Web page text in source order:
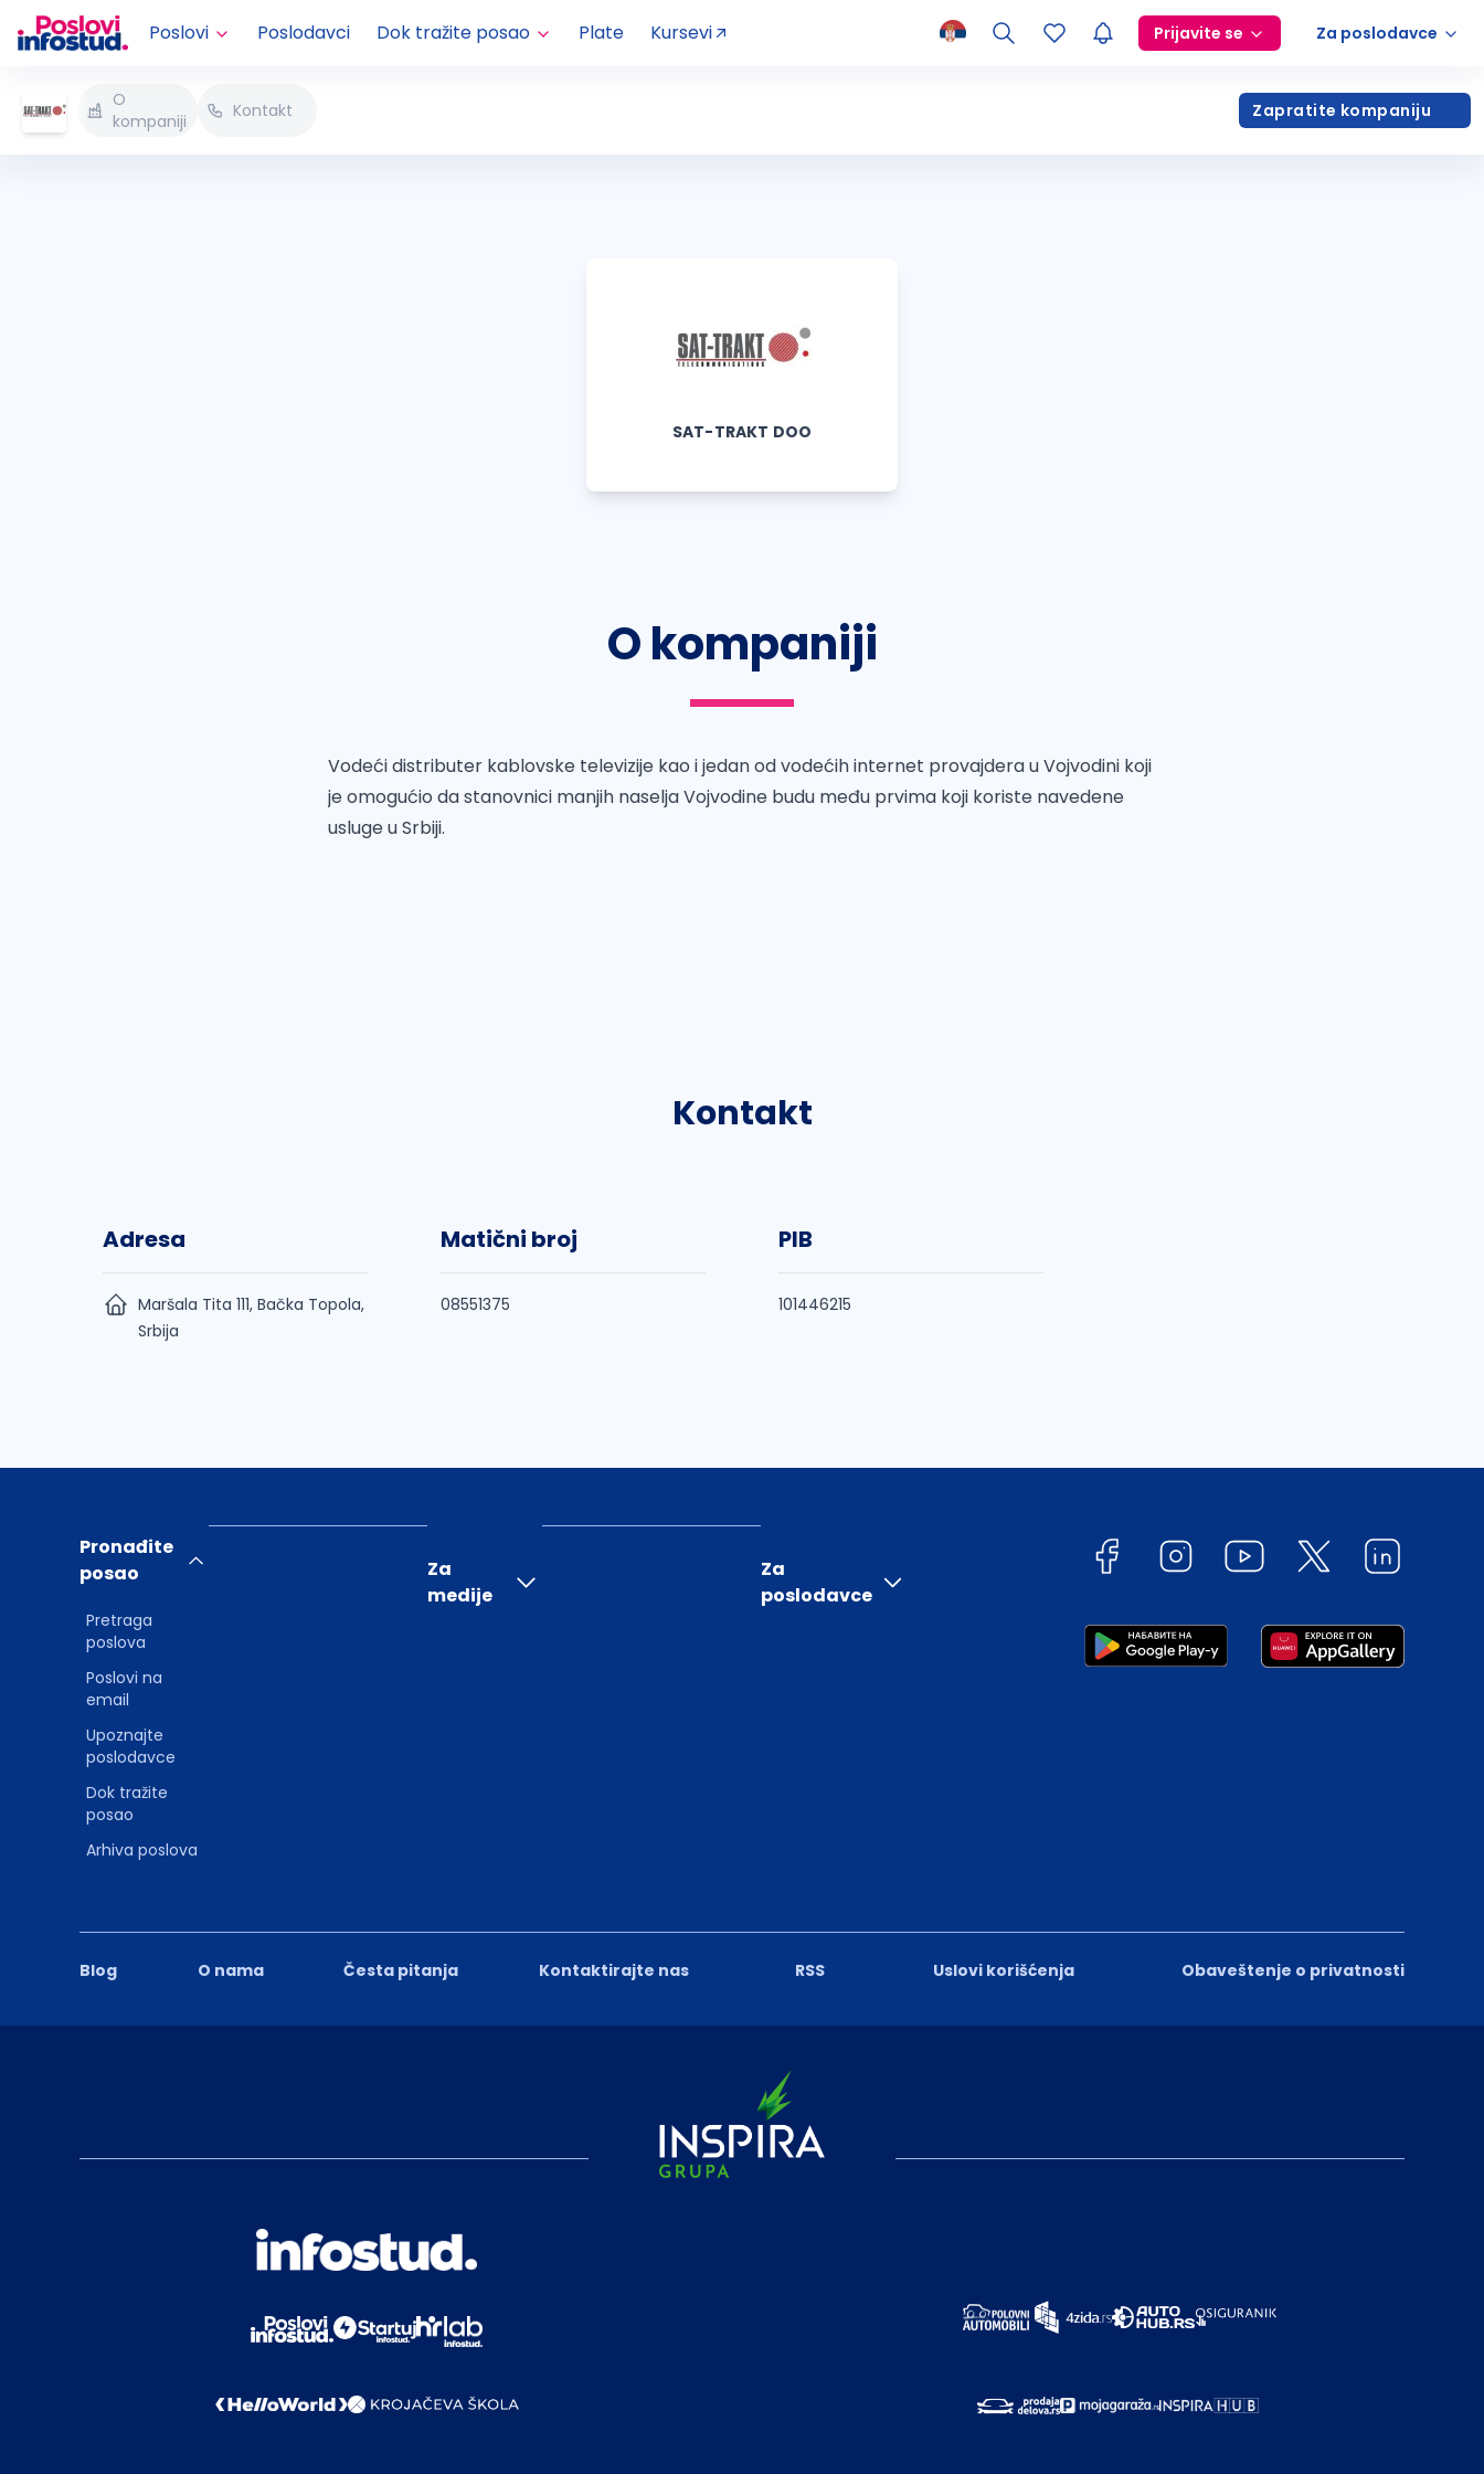
Poslovi Poslodavci Dok tražite posao Plate Kursevi Prijavite se Za poslodavce
O
kompaniji
Kontakt Zapratite kompaniju
SAT-TRAKT DOO
O kompaniji
Vodeći distributer kablovske televizije kao i jedan od vodećih internet provajdera u Vojvodini koji
je omogućio da stanovnici manjih naselja Vojvodine budu među prvima koji koriste navedene
usluge u Srbiji.
Kontakt
Adresa
Maršala Tita 111, Bačka Topola,
Srbija
Matični broj
08551375
PIB
101446215
Blog O nama Česta pitanja Kontaktirajte nas RSS Uslovi korišćenja Obaveštenje o privatnosti
Pronađite
posao
Pretraga
poslova
Poslovi na
email
Upoznajte
poslodavce
Dok tražite
posao
Arhiva poslova
Za
medije
Za
poslodavce